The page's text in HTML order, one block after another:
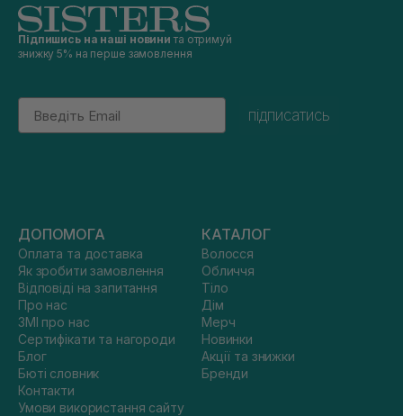
Підпишись на наші новини та отримуй
знижку 5% на перше замовлення
Email
підписатись
ДОПОМОГА
Оплата та доставка
Як зробити замовлення
Відповіді на запитання
Про нас
ЗМІ про нас
Сертифікати та нагороди
Блог
Бюті словник
Контакти
Умови використання сайту
КАТАЛОГ
Волосся
Обличчя
Тіло
Дім
Мерч
Новинки
Акції та знижки
Бренди